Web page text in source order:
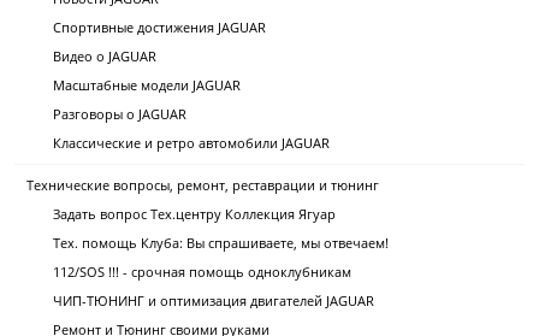
Спортивные достижения JAGUAR
Видео о JAGUAR
Масштабные модели JAGUAR
Разговоры о JAGUAR
Классические и ретро автомобили JAGUAR
Технические вопросы, ремонт, реставрации и тюнинг
Задать вопрос Тех.центру Коллекция Ягуар
Тех. помощь Клуба: Вы спрашиваете, мы отвечаем!
112/SOS !!! - срочная помощь одноклубникам
ЧИП-ТЮНИНГ и оптимизация двигателей JAGUAR
Ремонт и Тюнинг своими руками